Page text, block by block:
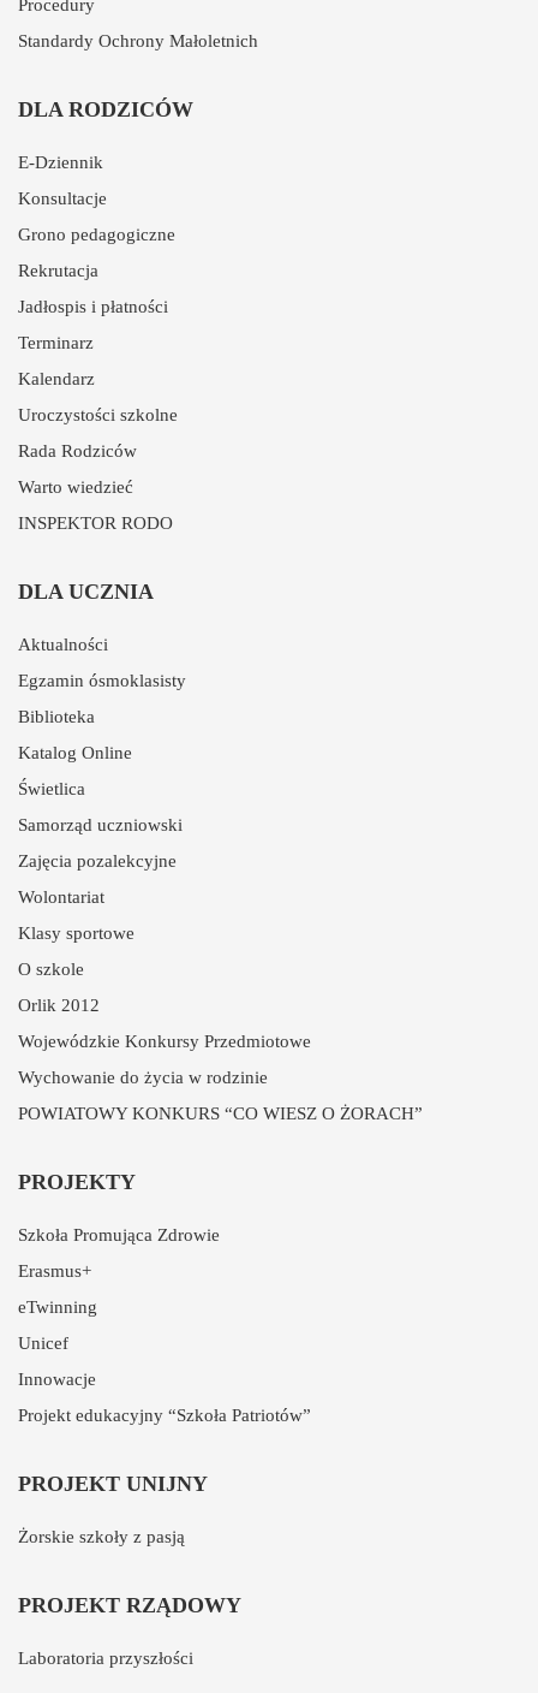
Procedury
Standardy Ochrony Małoletnich
DLA RODZICÓW
E-Dziennik
Konsultacje
Grono pedagogiczne
Rekrutacja
Jadłospis i płatności
Terminarz
Kalendarz
Uroczystości szkolne
Rada Rodziców
Warto wiedzieć
INSPEKTOR RODO
DLA UCZNIA
Aktualności
Egzamin ósmoklasisty
Biblioteka
Katalog Online
Świetlica
Samorząd uczniowski
Zajęcia pozalekcyjne
Wolontariat
Klasy sportowe
O szkole
Orlik 2012
Wojewódzkie Konkursy Przedmiotowe
Wychowanie do życia w rodzinie
POWIATOWY KONKURS “CO WIESZ O ŻORACH”
PROJEKTY
Szkoła Promująca Zdrowie
Erasmus+
eTwinning
Unicef
Innowacje
Projekt edukacyjny “Szkoła Patriotów”
PROJEKT UNIJNY
Żorskie szkoły z pasją
PROJEKT RZĄDOWY
Laboratoria przyszłości